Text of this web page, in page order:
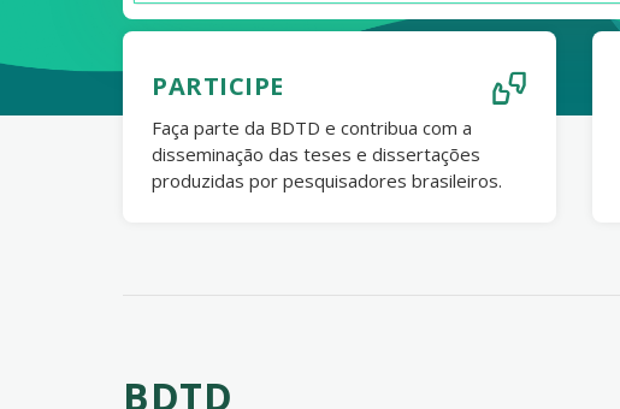
PARTICIPE
Faça parte da BDTD e contribua com a
disseminação das teses e dissertações
produzidas por pesquisadores brasileiros.
BDTD